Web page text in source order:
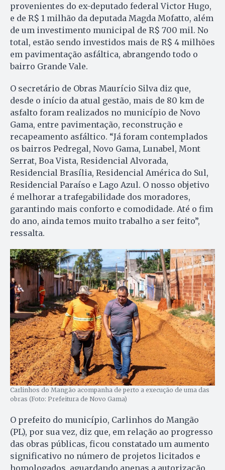
provenientes do ex-deputado federal Victor Hugo,
e de R$ 1 milhão da deputada Magda Mofatto, além
de um investimento municipal de R$ 700 mil. No
total, estão sendo investidos mais de R$ 4 milhões
em pavimentação asfáltica, abrangendo todo o
bairro Grande Vale.
O secretário de Obras Maurício Silva diz que,
desde o início da atual gestão, mais de 80 km de
asfalto foram realizados no município de Novo
Gama, entre pavimentação, reconstrução e
recapeamento asfáltico. “Já foram contemplados
os bairros Pedregal, Novo Gama, Lunabel, Mont
Serrat, Boa Vista, Residencial Alvorada,
Residencial Brasília, Residencial América do Sul,
Residencial Paraíso e Lago Azul. O nosso objetivo
é melhorar a trafegabilidade dos moradores,
garantindo mais conforto e comodidade. Até o fim
do ano, ainda temos muito trabalho a ser feito”,
ressalta.
Carlinhos do Mangão acompanha de perto a execução de uma das
obras (Foto: Prefeitura de Novo Gama)
O prefeito do município, Carlinhos do Mangão
(PL), por sua vez, diz que, em relação ao progresso
das obras públicas, ficou constatado um aumento
significativo no número de projetos licitados e
homologados, aguardando apenas a autorização